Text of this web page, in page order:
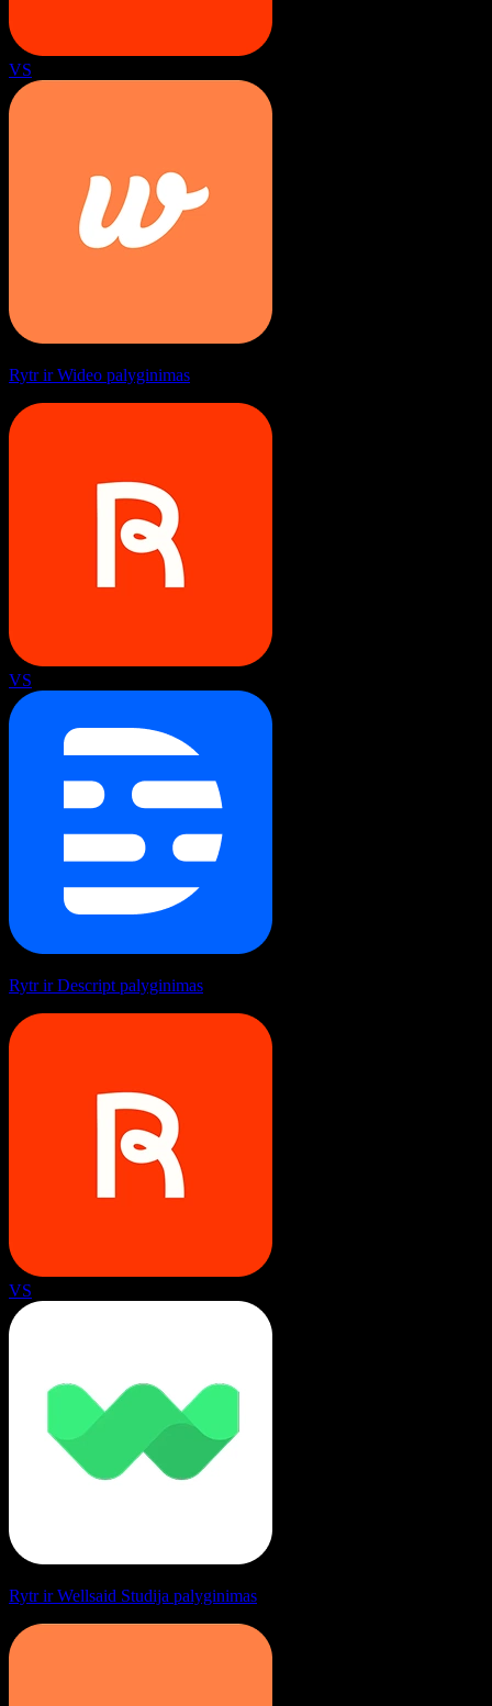
VS
Rytr ir Wideo palyginimas
VS
Rytr ir Descript palyginimas
VS
Rytr ir Wellsaid Studija palyginimas